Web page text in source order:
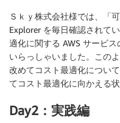
Ｓｋｙ株式会社様では、「
Explorer を毎日確認されて
適化に関する AWS サービ
いらっしゃいました。この
改めてコスト最適化につい
てコスト最適化に向かえる
Day2：実践編